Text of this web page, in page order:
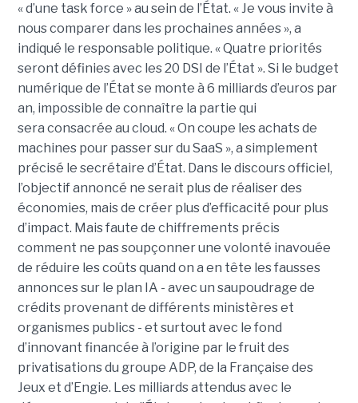
« d’une task force » au sein de l’État. « Je vous invite à
nous comparer dans les prochaines années », a
indiqué le responsable politique. « Quatre priorités
seront définies avec les 20 DSI de l’État ». Si le budget
numérique de l’État se monte à 6 milliards d’euros par
an, impossible de connaître la partie qui
sera consacrée au cloud. « On coupe les achats de
machines pour passer sur du SaaS », a simplement
précisé le secrétaire d’État. Dans le discours officiel,
l’objectif annoncé ne serait plus de réaliser des
économies, mais de créer plus d’efficacité pour plus
d’impact. Mais faute de chiffrements précis
comment ne pas soupçonner une volonté inavouée
de réduire les coûts quand on a en tête les fausses
annonces sur le plan IA - avec un saupoudrage de
crédits provenant de différents ministères et
organismes publics - et surtout avec le fond
d’innovant financée à l’origine par le fruit des
privatisations du groupe ADP, de la Française des
Jeux et d’Engie. Les milliards attendus avec le